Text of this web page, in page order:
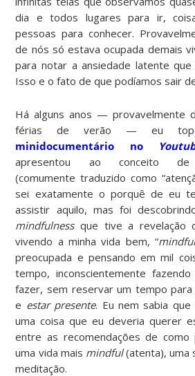
dia e todos lugares para ir,
pessoas para conhecer.
de nós só estava ocupada demais
para notar a ansiedade latente
Isso e o fato de que podíamos sair
Há alguns anos — provavelmente
férias de verão — eu
minidocumentário no
apresentou ao conceito
(comumente traduzido como
sei exatamente o porquê de eu
assistir aquilo, mas foi
mindfulness que tive a revelação
vivendo a minha vida bem, “
preocupada e pensando em mil
tempo, inconscientemente
fazer, sem reservar um tempo
e estar presente. Eu nem sabia que
uma coisa que eu deveria querer
entre as recomendações de como
uma vida mais mindful(atenta), uma
meditação.